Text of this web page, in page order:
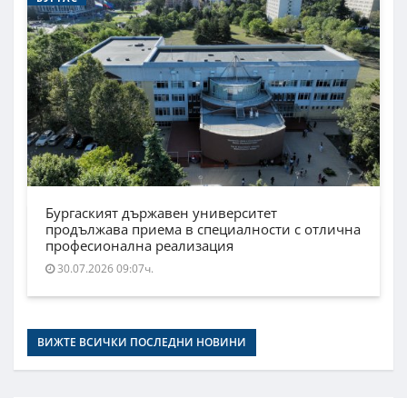
Бургаският държавен университет
продължава приема в специалности с отлична
професионална реализация
30.07.2026 09:07ч.
ВИЖТЕ ВСИЧКИ ПОСЛЕДНИ НОВИНИ